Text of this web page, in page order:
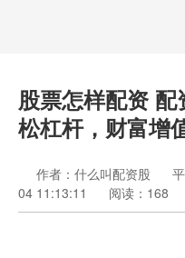
股票怎样配资
松杠杆，财富增
作者：什么叫配资股
04 11:13:11
阅读：168